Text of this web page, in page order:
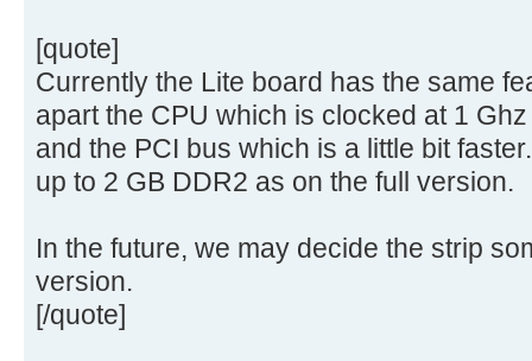
[quote]
Currently the Lite board has the same
apart the CPU which is clocked at 1
and the PCI bus which is a little bit
up to 2 GB DDR2 as on the full version.
In the future, we may decide the strip
version.
[/quote]